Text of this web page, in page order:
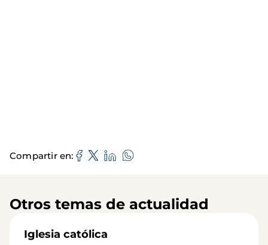
Compartir en
Otros temas de actualidad
Iglesia católica